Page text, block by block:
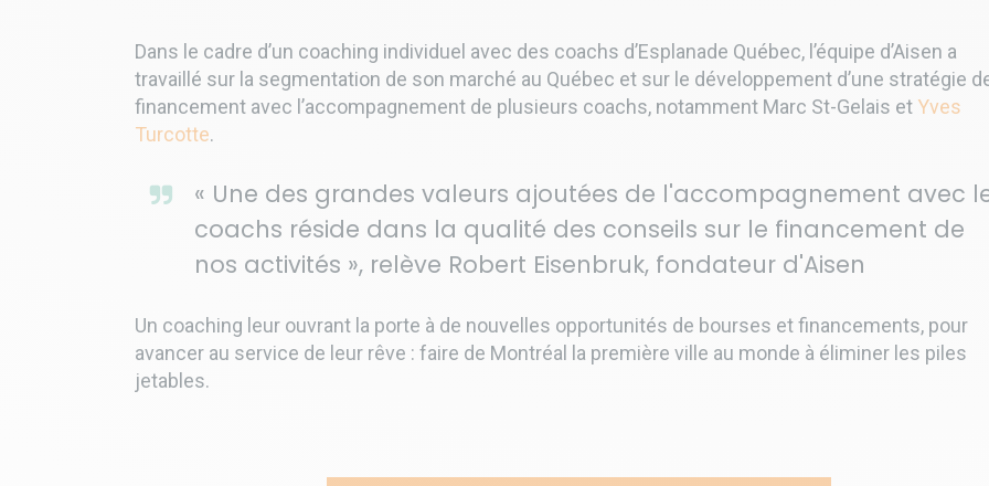
Dans le cadre d’un coaching individuel avec des coachs d’Esplanade Québec, l’équipe d’Aisen a
travaillé sur la segmentation de son marché au Québec et sur le développement d’une stratégie
financement avec l’accompagnement de plusieurs coachs, notamment Marc St-Gelais et Yves
Turcotte.
« Une des grandes valeurs ajoutées de l'accompagnement avec
coachs réside dans la qualité des conseils sur le financement de
nos activités », relève Robert Eisenbruk, fondateur d'Aisen
Un coaching leur ouvrant la porte à de nouvelles opportunités de bourses et financements, pour
avancer au service de leur rêve : faire de Montréal la première ville au monde à éliminer les piles
jetables.